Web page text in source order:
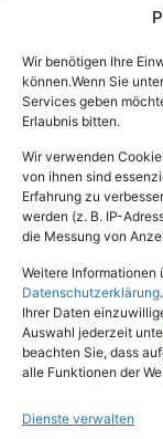
Wir benötigen Ihre
können.Wenn Sie
Services geben
Erlaubnis bitten.
Wir verwenden
von ihnen sind
Erfahrung zu
werden (z. B. IP-
die Messung von
Weitere Informationen
Datenschutzerklärung
Ihrer Daten
Auswahl jederzeit
beachten Sie, dass
alle Funktionen der
Dienste verwalten
Datenschutz
Copyright ©
Tel.: (02651)
In